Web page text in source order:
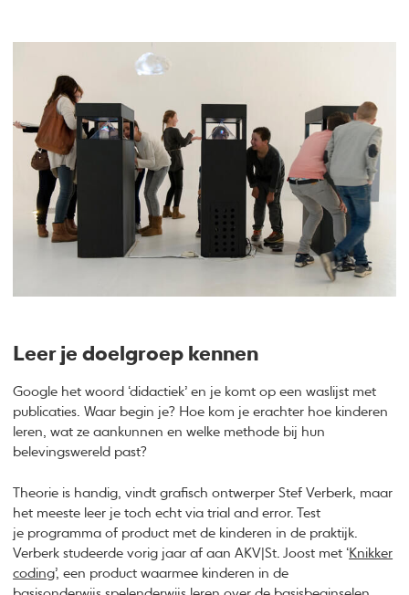
Leer je doelgroep kennen
Google het woord ‘didactiek’ en je komt op een waslijst met
publicaties. Waar begin je? Hoe kom je erachter hoe kinderen
leren, wat ze aankunnen en welke methode bij hun
belevingswereld past?
Theorie is handig, vindt grafisch ontwerper Stef Verberk, maar
het meeste leer je toch echt via trial and error. Test
je programma of product met de kinderen in de praktijk.
Verberk studeerde vorig jaar af aan AKV|St. Joost met ‘Knikker
coding’, een product waarmee kinderen in de